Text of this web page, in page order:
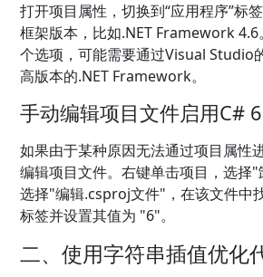
打开项目属性，切换到“应用程序”标
框架版本，比如.NET Framework
个选项，可能需要通过Visual Studio
高版本的.NET Framework。
手动编辑项目文件启用C# 6
如果由于某种原因无法通过项目属性
编辑项目文件。右键单击项目，选择
选择"编辑.csproj文件"，在该文件中
标签并设置其值为 "6"。
二、使用字符串插值优化